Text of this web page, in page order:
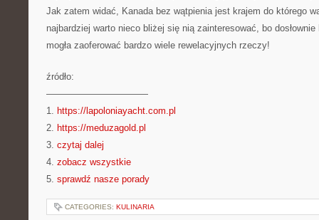
Jak zatem widać, Kanada bez wątpienia jest krajem do którego
najbardziej warto nieco bliżej się nią zainteresować, bo
mogła zaoferować bardzo wiele rewelacyjnych rzeczy!
źródło:
———————————
1. https://lapoloniayacht.com.pl
2. https://meduzagold.pl
3. czytaj dalej
4. zobacz wszystkie
5. sprawdź nasze porady
CATEGORIES: KULINARIA